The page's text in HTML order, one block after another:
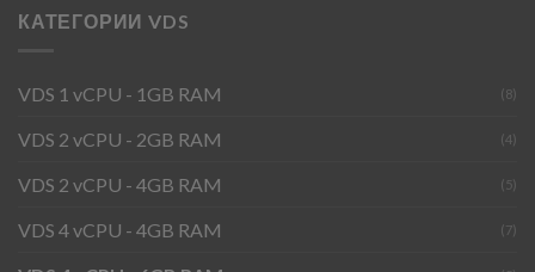
КАТЕГОРИИ VDS
VDS 1 vCPU - 1GB RAM (8)
VDS 2 vCPU - 2GB RAM (4)
VDS 2 vCPU - 4GB RAM (5)
VDS 4 vCPU - 4GB RAM (7)